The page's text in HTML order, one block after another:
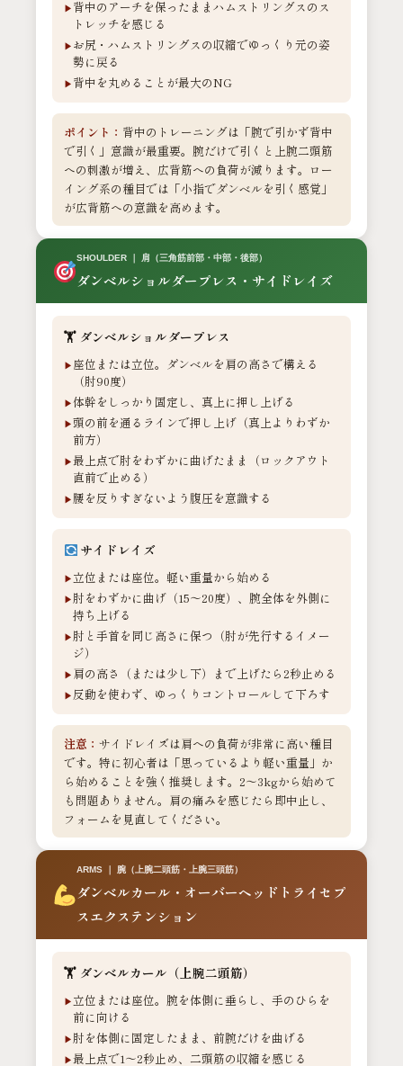
背中のアーチを保ったままハムストリングスのス
トレッチを感じる
お尻・ハムストリングスの収縮でゆっくり元の姿
勢に戻る
背中を丸めることが最大のNG
ポイント： 背中のトレーニングは「腕で引かず背中
で引く」意識が最重要。腕だけで引くと上腕二頭筋
への刺激が増え、広背筋への負荷が減ります。ロー
イング系の種目では「小指でダンベルを引く感覚」
が広背筋への意識を高めます。
SHOULDER ｜ 肩（三角筋前部・中部・後部）
ダンベルショルダープレス・サイドレイズ
🏋️ ダンベルショルダープレス
座位または立位。ダンベルを肩の高さで構える
（肘90度）
体幹をしっかり固定し、真上に押し上げる
頭の前を通るラインで押し上げ（真上よりわずか
前方）
最上点で肘をわずかに曲げたまま（ロックアウト
直前で止める）
腰を反りすぎないよう腹圧を意識する
サイドレイズ
立位または座位。軽い重量から始める
肘をわずかに曲げ（15〜20度）、腕全体を外側に
持ち上げる
肘と手首を同じ高さに保つ（肘が先行するイメー
ジ）
肩の高さ（または少し下）まで上げたら2秒止める
反動を使わず、ゆっくりコントロールして下ろす
注意： サイドレイズは肩への負荷が非常に高い種目
です。特に初心者は「思っているより軽い重量」か
ら始めることを強く推奨します。2〜3kgから始めて
も問題ありません。肩の痛みを感じたら即中止し、
フォームを見直してください。
ARMS ｜ 腕（上腕二頭筋・上腕三頭筋）
ダンベルカール・オーバーヘッドトライセプ
スエクステンション
🏋️ ダンベルカール（上腕二頭筋）
立位または座位。腕を体側に垂らし、手のひらを
前に向ける
肘を体側に固定したまま、前腕だけを曲げる
最上点で1〜2秒止め、二頭筋の収縮を感じる